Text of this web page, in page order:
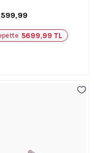
5699,99 TL